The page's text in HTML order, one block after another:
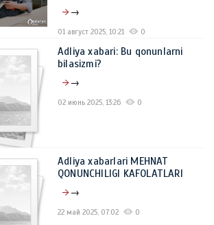
→
01 август 2025, 10:21 0
Adliya xabari: Bu qonunlarni
bilasizmi?
→
02 июнь 2025, 13:26 0
Adliya xabarlari MЕHNAT
QONUNCHILIGI KAFOLATLARI
→
22 май 2025, 07:02 0